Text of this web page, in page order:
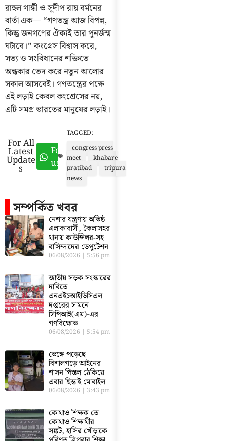
রাহুল গান্ধী ও সুদীপ রায় বর্মনের
বার্তা এক— “গণতন্ত্র আজ বিপন্ন,
কিন্তু জনগণের ঐক্যই তার পুনর্জন্ম
ঘটাবে।” কংগ্রেস বিশ্বাস করে,
সত্য ও সংবিধানের শক্তিতে
অন্ধকার ভেদ করে নতুন আলোর
সকাল আসবেই। গণতন্ত্রের পক্ষে
এই লড়াই কেবল কংগ্রেসের নয়,
এটি সমগ্র ভারতের মানুষের লড়াই।
For All
Latest
Update
s
Follow
us
TAGGED:
congress press
meet
khabare
pratibad
tripura
news
সম্পর্কিত খবর
নেশার যন্ত্রণায় অতিষ্ঠ
এলাকাবাসী, কৈলাসহর
থানায় কাউন্সিলর-সহ
বাসিন্দাদের ডেপুটেশন
06/08/2026 5:56 pm
জাতীয় সড়ক সংস্কারের
দাবিতে
এনএইচআইডিসিএল
দপ্তরের সামনে
সিপিআই(এম)-এর
গণবিক্ষোভ
06/08/2026 5:54 pm
ভেঙ্গে পড়েছে
বিশালগড়ে আইনের
শাসন পিস্তল ঠেকিয়ে
এবার ছিন্তাই মোবাইল
06/08/2026 3:43 pm
কোথাও শিক্ষক তো
কোথাও শিক্ষার্থীর
সঙ্কট, হাসির খোঁড়াকে